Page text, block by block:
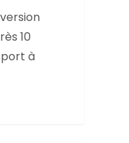
10
à